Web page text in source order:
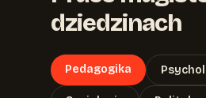
dziedzinach
Pedagogika